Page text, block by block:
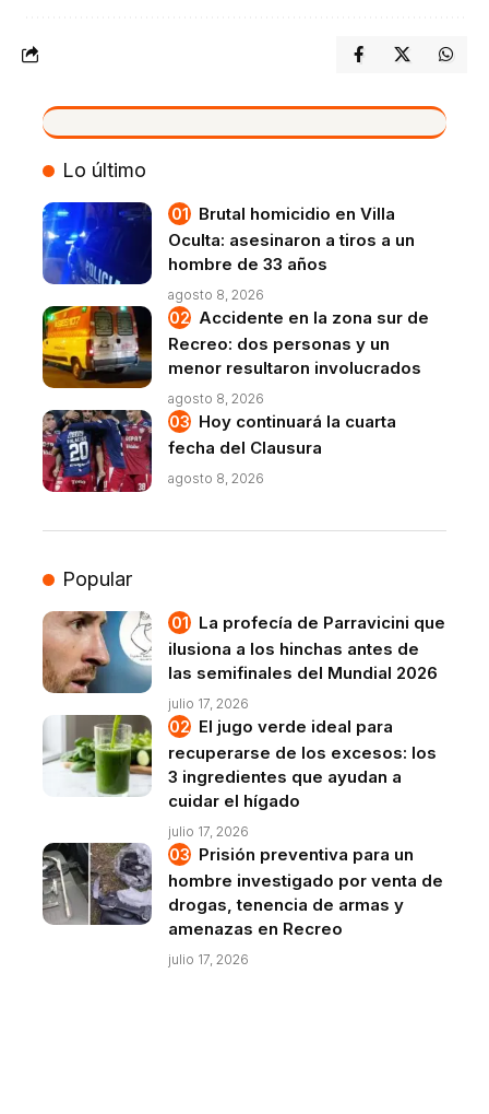
VIVO
Lo último
Brutal homicidio en Villa
Oculta: asesinaron a tiros a un
hombre de 33 años
agosto 8, 2026
Accidente en la zona sur de
Recreo: dos personas y un
menor resultaron involucrados
agosto 8, 2026
Hoy continuará la cuarta
fecha del Clausura
agosto 8, 2026
Popular
La profecía de Parravicini que
ilusiona a los hinchas antes de
las semifinales del Mundial 2026
julio 17, 2026
El jugo verde ideal para
recuperarse de los excesos: los
3 ingredientes que ayudan a
cuidar el hígado
julio 17, 2026
Prisión preventiva para un
hombre investigado por venta de
drogas, tenencia de armas y
amenazas en Recreo
julio 17, 2026